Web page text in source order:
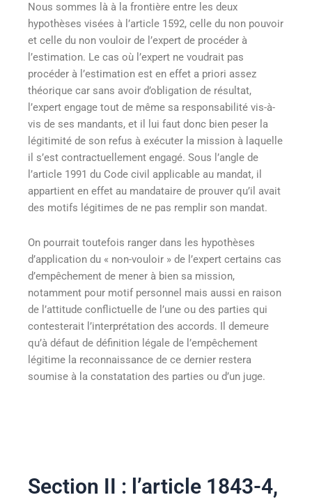
Nous sommes là à la frontière entre les deux
hypothèses visées à l’article 1592, celle du non pouvoir
et celle du non vouloir de l’expert de procéder à
l’estimation. Le cas où l’expert ne voudrait pas
procéder à l’estimation est en effet a priori assez
théorique car sans avoir d’obligation de résultat,
l’expert engage tout de même sa responsabilité vis-à-
vis de ses mandants, et il lui faut donc bien peser la
légitimité de son refus à exécuter la mission à laquelle
il s’est contractuellement engagé. Sous l’angle de
l’article 1991 du Code civil applicable au mandat, il
appartient en effet au mandataire de prouver qu’il avait
des motifs légitimes de ne pas remplir son mandat.
On pourrait toutefois ranger dans les hypothèses
d’application du « non-vouloir » de l’expert certains cas
d’empêchement de mener à bien sa mission,
notamment pour motif personnel mais aussi en raison
de l’attitude conflictuelle de l’une ou des parties qui
contesterait l’interprétation des accords. Il demeure
qu’à défaut de définition légale de l’empêchement
légitime la reconnaissance de ce dernier restera
soumise à la constatation des parties ou d’un juge.
Section II : l’article 1843-4,